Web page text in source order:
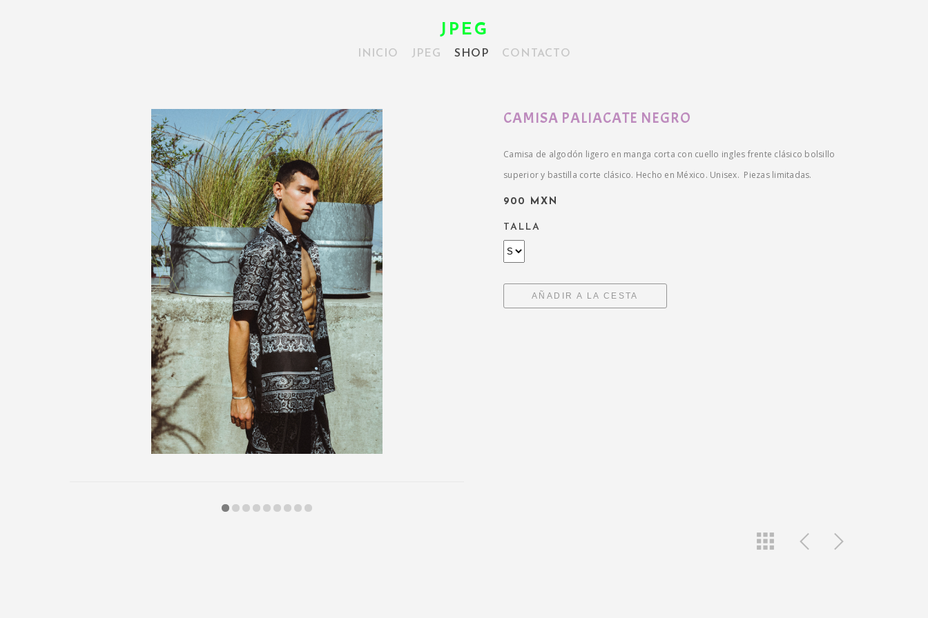
JPEG
INICIO JPEG SHOP CONTACTO
CAMISA PALIACATE NEGRO
Camisa de algodón ligero en manga corta con cuello ingles frente clásico bolsillo
superior y bastilla corte clásico. Hecho en México. Unisex. Piezas limitadas.
900 MXN
TALLA
AÑADIR A LA CESTA